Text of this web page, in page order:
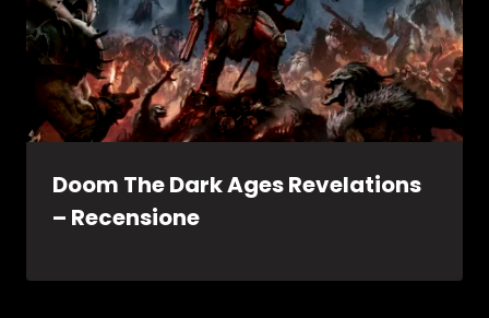
Doom The Dark Ages Revelations
– Recensione